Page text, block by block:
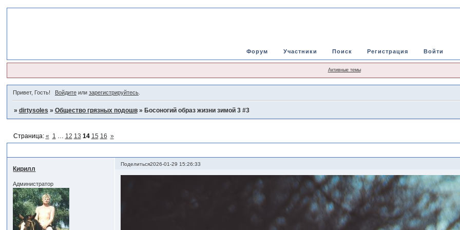
Форум Участники Поиск Регистрация Войти
Активные темы
Привет, Гость! Войдитеили зарегистрируйтесь.
» dirtysoles » Общество грязных подошв » Босоногий образ жизни зимой 3 #3
Страница: « 1 … 12 13 14 15 16 »
Поделиться2026-01-29 15:26:33
Кирилл
Администратор